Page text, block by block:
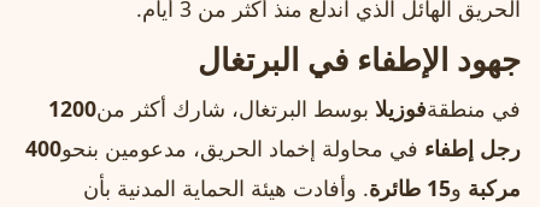
الحريق الهائل الذي اندلع منذ أكثر من 3 أيام.
جهود الإطفاء في البرتغال
في منطقةفوزيلا بوسط البرتغال، شارك أكثر من1200
رجل إطفاء في محاولة إخماد الحريق، مدعومين بنحو400
مركبة و15 طائرة
. وأفادت هيئة الحماية المدنية بأن